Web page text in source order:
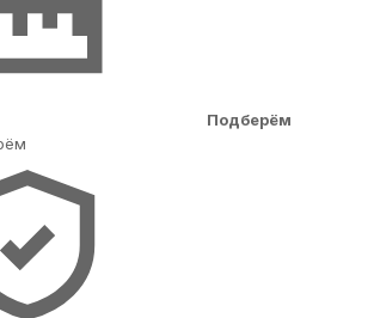
Подберём